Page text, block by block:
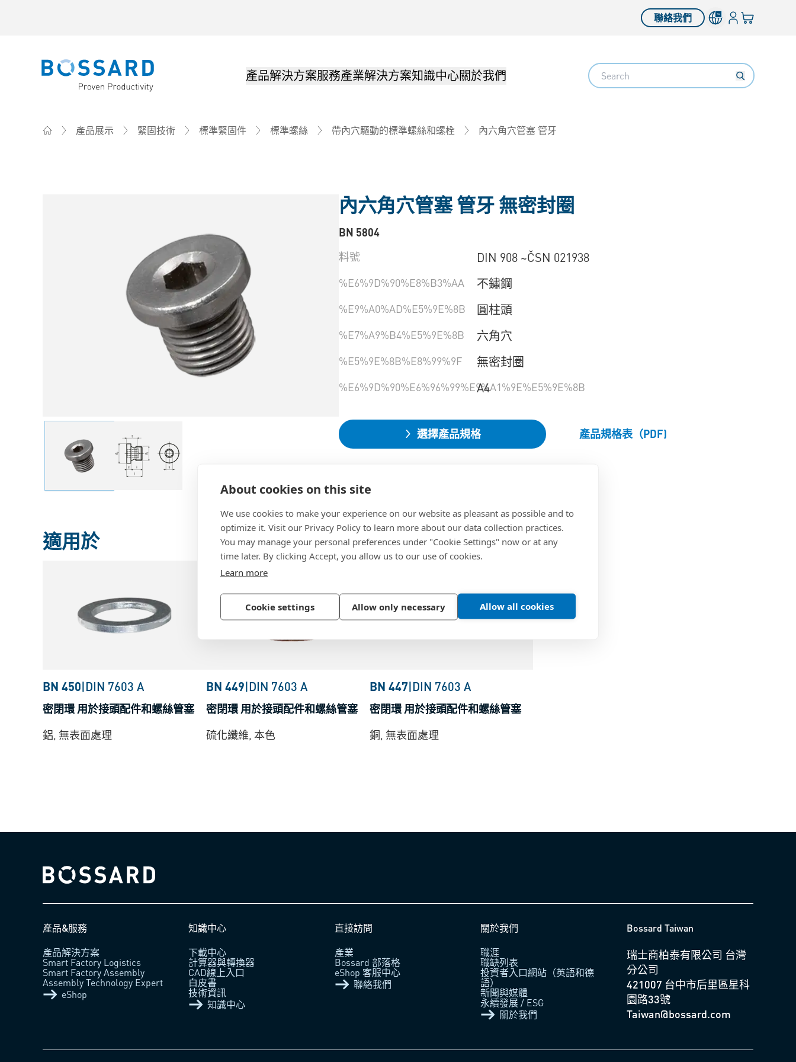
About cookies on this site
We use cookies to make your experience on our website as pleasant as possible and to
optimize it. Visit our Privacy Policy to learn more about our data collection practices.
You may manage your personal preferences under "Cookie Settings" now or at any
time later. By clicking Accept, you allow us to our use of cookies.
Learn more
Cookie settings Allow only necessary Allow all cookies
聯絡我們 登錄您的購物車
Bossard homepage 產品解決方案服務產業解決方案知識中心關於我們 Search
產品展示 緊固技術 標準緊固件 標準螺絲 帶內穴驅動的標準螺絲和螺栓 內六角穴管塞 管牙
內六角穴管塞 管牙 無密封圈
BN 5804
料號
DIN 908 ~ČSN 021938
%E6%9D%90%E8%B3%AA 不鏽鋼
%E9%A0%AD%E5%9E%8B 圓柱頭
%E7%A9%B4%E5%9E%8B 六角穴
%E5%9E%8B%E8%99%9F 無密封圈
%E6%9D%90%E6%96%99%E9%A1%9E%E5%9E%8B
A4
選擇產品規格 產品規格表（PDF)
適用於
BN 450|DIN 7603 A
密閉環 用於接頭配件和螺絲管塞
鋁, 無表面處理
BN 449|DIN 7603 A
密閉環 用於接頭配件和螺絲管塞
硫化纖維, 本色
BN 447|DIN 7603 A
密閉環 用於接頭配件和螺絲管塞
銅, 無表面處理
Bossard homepage
產品&服務
產品解決方案
Smart Factory Logistics​
Smart Factory Assembly​
Assembly Technology Expert​
eShop
知識中心
下載中心
計算器與轉換器
CAD線上入口
白皮書
技術資訊
知識中心
直接訪問
產業
Bossard 部落格
eShop 客服中心
聯絡我們
關於我們
職涯
職缺列表
投資者入口網站（英語和德
語）
新聞與媒體
永續發展 / ESG
關於我們
Bossard Taiwan
瑞士商柏泰有限公司 台灣
分公司
421007 台中市后里區星科
園路33號
Taiwan@bossard.com